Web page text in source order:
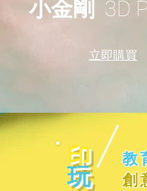
小金剛 3D
​立即購買
印
玩
教
創